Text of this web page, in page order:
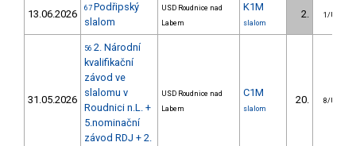
13.06.2026 67 Podřipský
slalom
USD Roudnice nad
Labem
K1M
slalom
2. 1/U23
31.05.2026
56 2. Národní
kvalifikační
závod ve
slalomu v
Roudnici n.L. +
5.nominační
závod RDJ + 2.
USD Roudnice nad
Labem
C1M
slalom
20. 8/U23